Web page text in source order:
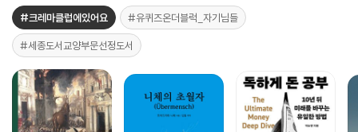
#크레마클럽에있어요 #유퀴즈온더블럭_자기님들
#세종도서교양부문선정도서